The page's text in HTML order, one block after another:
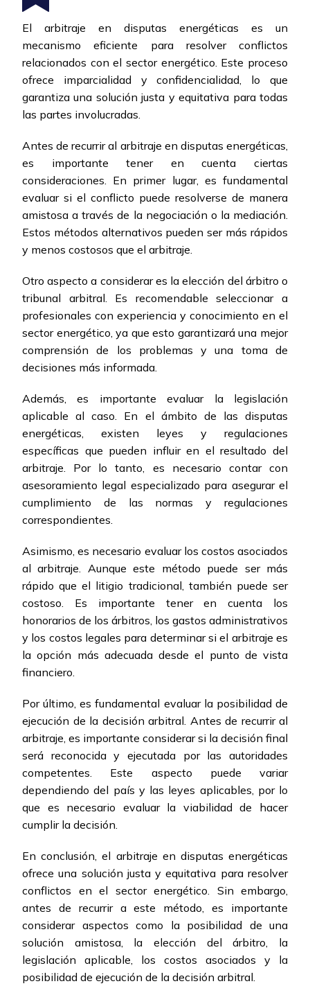
El arbitraje en disputas energéticas es un
mecanismo eficiente para resolver conflictos
relacionados con el sector energético. Este proceso
ofrece imparcialidad y confidencialidad, lo que
garantiza una solución justa y equitativa para todas
las partes involucradas.
Antes de recurrir al arbitraje en disputas energéticas,
es importante tener en cuenta ciertas
consideraciones. En primer lugar, es fundamental
evaluar si el conflicto puede resolverse de manera
amistosa a través de la negociación o la mediación.
Estos métodos alternativos pueden ser más rápidos
y menos costosos que el arbitraje.
Otro aspecto a considerar es la elección del árbitro o
tribunal arbitral. Es recomendable seleccionar a
profesionales con experiencia y conocimiento en el
sector energético, ya que esto garantizará una mejor
comprensión de los problemas y una toma de
decisiones más informada.
Además, es importante evaluar la legislación
aplicable al caso. En el ámbito de las disputas
energéticas, existen leyes y regulaciones
específicas que pueden influir en el resultado del
arbitraje. Por lo tanto, es necesario contar con
asesoramiento legal especializado para asegurar el
cumplimiento de las normas y regulaciones
correspondientes.
Asimismo, es necesario evaluar los costos asociados
al arbitraje. Aunque este método puede ser más
rápido que el litigio tradicional, también puede ser
costoso. Es importante tener en cuenta los
honorarios de los árbitros, los gastos administrativos
y los costos legales para determinar si el arbitraje es
la opción más adecuada desde el punto de vista
financiero.
Por último, es fundamental evaluar la posibilidad de
ejecución de la decisión arbitral. Antes de recurrir al
arbitraje, es importante considerar si la decisión final
será reconocida y ejecutada por las autoridades
competentes. Este aspecto puede variar
dependiendo del país y las leyes aplicables, por lo
que es necesario evaluar la viabilidad de hacer
cumplir la decisión.
En conclusión, el arbitraje en disputas energéticas
ofrece una solución justa y equitativa para resolver
conflictos en el sector energético. Sin embargo,
antes de recurrir a este método, es importante
considerar aspectos como la posibilidad de una
solución amistosa, la elección del árbitro, la
legislación aplicable, los costos asociados y la
posibilidad de ejecución de la decisión arbitral.